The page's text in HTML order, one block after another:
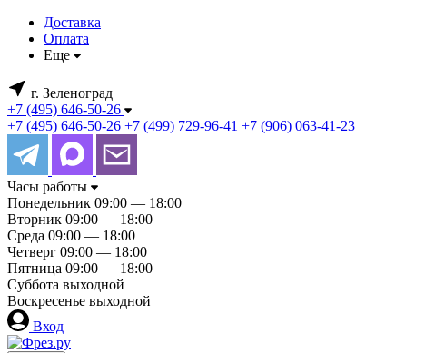
Доставка
Оплата
Еще
г. Зеленоград
+7 (495) 646-50-26
+7 (495) 646-50-26 +7 (499) 729-96-41 +7 (906) 063-41-23
Часы работы
Понедельник 09:00 — 18:00
Вторник 09:00 — 18:00
Среда 09:00 — 18:00
Четверг 09:00 — 18:00
Пятница 09:00 — 18:00
Суббота выходной
Воскресенье выходной
Вход